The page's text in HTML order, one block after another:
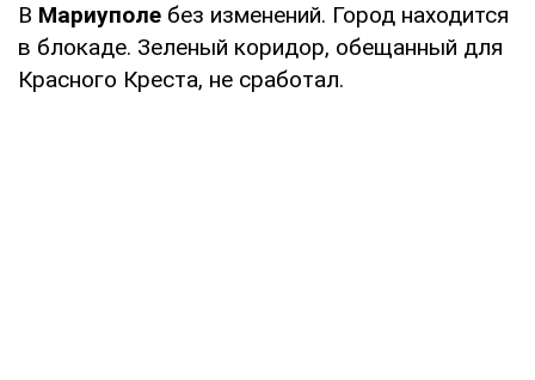
В Мариуполе без изменений. Город находится
в блокаде. Зеленый коридор, обещанный для
Красного Креста, не сработал.